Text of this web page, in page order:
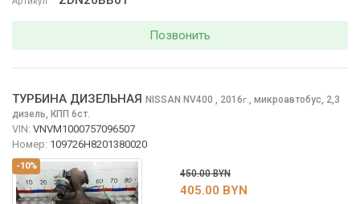
Позвонить
-10%
ТУРБИНА ДИЗЕЛЬНАЯ NISSAN NV400 , 2016г., микроавтобус, 2,3
дизель, КПП 6ст.
VIN: VNVM1000757096507
Номер: 109726H8201380020
450.00 BYN
405.00 BYN